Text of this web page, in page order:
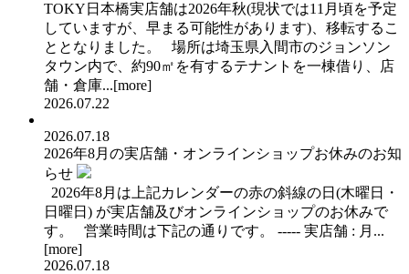
TOKY日本橋実店舗は2026年秋(現状では11月頃を予定
していますが、早まる可能性があります)、移転するこ
ととなりました。 場所は埼玉県入間市のジョンソン
タウン内で、約90㎡を有するテナントを一棟借り、店
舗・倉庫...[more]
2026.07.22
2026.07.18
2026年8月の実店舗・オンラインショップお休みのお知
らせ
2026年8月は上記カレンダーの赤の斜線の日(木曜日・
日曜日) が実店舗及びオンラインショップのお休みで
す。 営業時間は下記の通りです。 ----- 実店舗 : 月...
[more]
2026.07.18